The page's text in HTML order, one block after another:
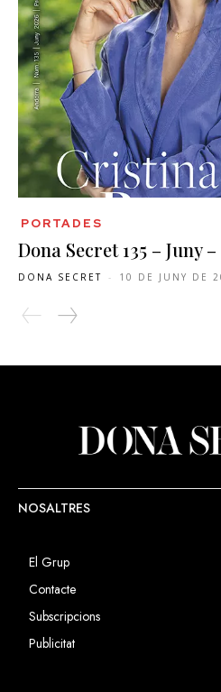
PORTADES
Dona Secret 135 – Juny
DONA SECRET - 10 DE JUNY DE
NOSALTRES
El Grup
Contacte
Subscripcions
Publicitat